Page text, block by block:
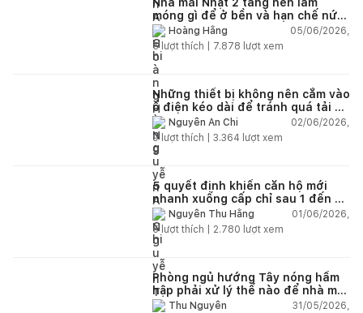
móng gì để ở bền và hạn chế nứt
lún?Hoàng Hằng
05/06/2026,
5lượt thích | 7.878 lượt xem
Những thiết bị không nên cắm vào
ổ điện kéo dài để tránh quá tải và
chập cháy trong nhà
Nguyễn An Chi
02/06/2026,
9lượt thích | 3.364 lượt xem
5 quyết định khiến căn hộ mới
nhanh xuống cấp chỉ sau 1 đến 2
nămNguyễn Thu Hằng
01/06/2026,
5lượt thích | 2.780 lượt xem
Phòng ngủ hướng Tây nóng hầm
hập phải xử lý thế nào để nhà mát
hơn?Thu Nguyễn
31/05/2026,